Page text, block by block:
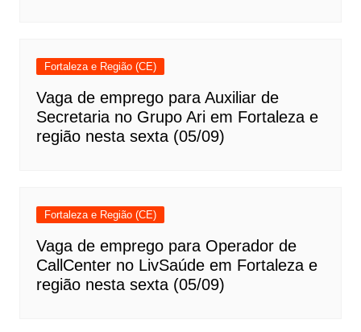
Fortaleza e Região (CE)
Vaga de emprego para Auxiliar de
Secretaria no Grupo Ari em Fortaleza e
região nesta sexta (05/09)
Fortaleza e Região (CE)
Vaga de emprego para Operador de
CallCenter no LivSaúde em Fortaleza e
região nesta sexta (05/09)